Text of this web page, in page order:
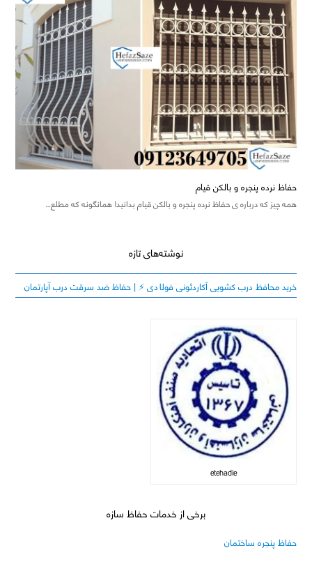
حفاظ نرده پنجره و بالکن قیام
همه چیز که درباره ی حفاظ نرده پنجره و بالکن قیام بدانید! همانگونه که مطلع…
نوشته‌های تازه
خرید محافظ درب کشویی آکاردئونی فولادی ⚡️ | حفاظ ضد سرقت درب آپارتمان
etehadie
برخی از خدمات حفاظ سازه
حفاظ پنجره ساختمان